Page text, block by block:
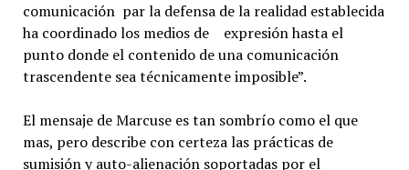
comunicación par la defensa de la realidad establecida
ha coordinado los medios de expresión hasta el
punto donde el contenido de una comunicación
trascendente sea técnicamente imposible”.
El mensaje de Marcuse es tan sombrío como el que
mas, pero describe con certeza las prácticas de
sumisión y auto-alienación soportadas por el